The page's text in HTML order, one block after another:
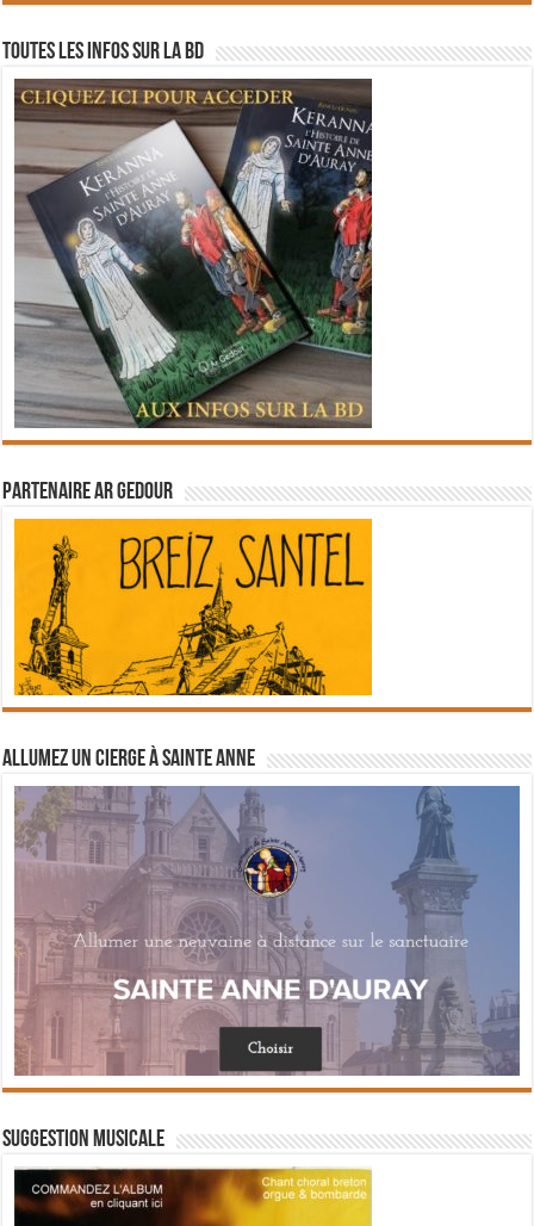
Toutes les infos sur la BD
Partenaire Ar Gedour
Allumez un cierge à Sainte Anne
Suggestion musicale